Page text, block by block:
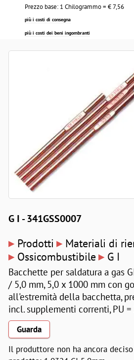
Prezzo base: 1 Chilogrammo = €7,56
più i costi di consegna
più i costi dei beni ingombranti
G I - 341GSS0007
▸ Prodotti ▸ Materiali di
▸ Ossicombustibile ▸ G I
Bacchette per saldatura a gas
/ 5,0 mm, 5,0 x 1000 mm con
all'estremità della bacchetta,
incl. supplementi correnti, PU =
Guarda
Il produttore non ha ancora